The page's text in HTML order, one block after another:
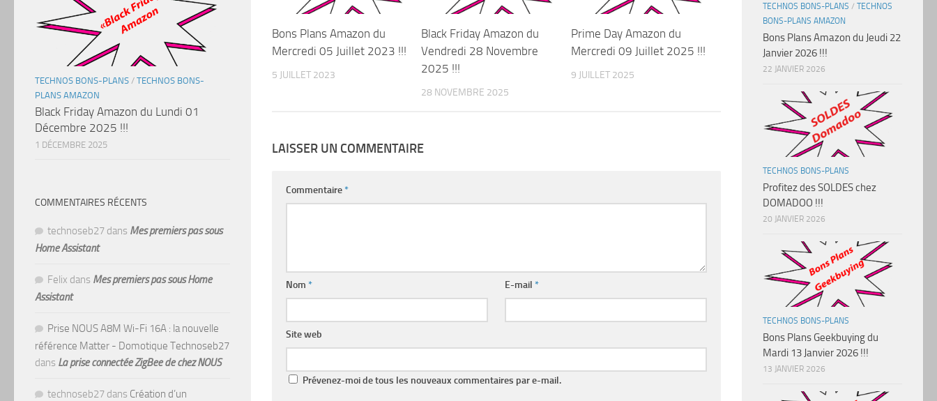
Bons Plans Amazon du
Mercredi 05 Juillet 2023 !!!
5 JUILLET 2023
Black Friday Amazon du
Vendredi 28 Novembre
2025 !!!
28 NOVEMBRE 2025
Prime Day Amazon du
Mercredi 09 Juillet 2025 !!!
9 JUILLET 2025
LAISSER UN COMMENTAIRE
Commentaire*
Nom * E-mail*
Site web
Prévenez-moi de tous les nouveaux commentaires par e-mail.
TECHNOS BONS-PLANS / TECHNOS BONS-
PLANS AMAZON
Black Friday Amazon du Lundi 01
Décembre 2025 !!!
1 DÉCEMBRE 2025
COMMENTAIRES RÉCENTS
technoseb27 dans Mes premiers pas sous
Home Assistant
Felix dans Mes premiers pas sous Home
Assistant
Prise NOUS A8M Wi-Fi 16A : la nouvelle
référence Matter - Domotique Technoseb27
dans La prise connectée ZigBee de chez NOUS
technoseb27 dans Création d’un
TECHNOS BONS-PLANS / TECHNOS
BONS-PLANS AMAZON
Bons Plans Amazon du Jeudi 22
Janvier 2026 !!!
22 JANVIER 2026
TECHNOS BONS-PLANS
Profitez des SOLDES chez
DOMADOO !!!
20 JANVIER 2026
TECHNOS BONS-PLANS
Bons Plans Geekbuying du
Mardi 13 Janvier 2026 !!!
13 JANVIER 2026